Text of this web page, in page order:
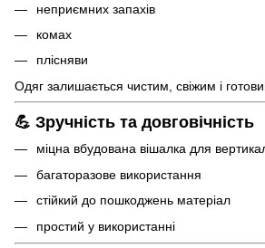
неприємних запахів
комах
плісняви
Одяг залишається чистим, свіжим і
💪 Зручність та довговічність
міцна вбудована вішалка для
багаторазове використання
стійкий до пошкоджень матеріал
простий у використанні